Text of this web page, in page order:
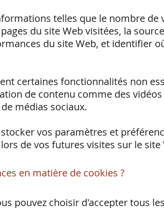
telles que le nombre de
du site Web visitées, la
du site Web, et identifier
certaines fonctionnalités non
de contenu comme des
médias sociaux.
vos paramètres et
de vos futures visites sur le site
en matière de cookies ?
pouvez choisir d'accepter tous